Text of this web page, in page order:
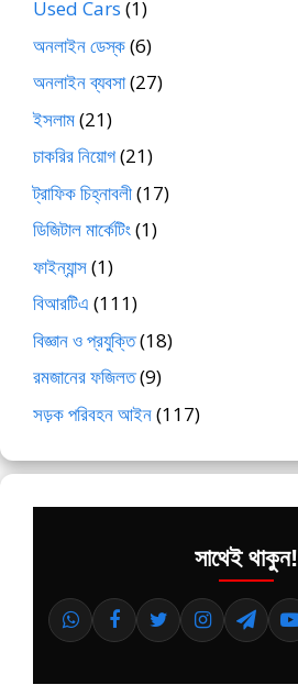
Used Cars (1)
অনলাইন ডেস্ক(6)
অনলাইন ব্যবসা(27)
ইসলাম(21)
চাকরির নিয়োগ(21)
ট্রাফিক চিহ্নাবলী(17)
ডিজিটাল মার্কেটিং(1)
ফাইন্যান্স(1)
বিআরটিএ (111)
বিজ্ঞান ও প্রযুক্তি(18)
রমজানের ফজিলত(9)
সড়ক পরিবহন আইন(117)
সাথেই থাকুন!